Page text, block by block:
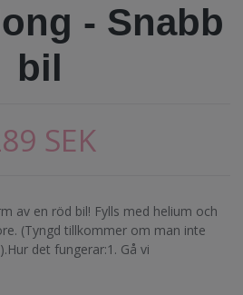
- Snabb
bil
SEK
av en röd bil! Fylls med helium och
(Tyngd tillkommer om man inte
det fungerar:1. Gå vi